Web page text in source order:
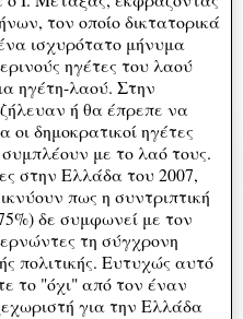
τον οποίο δικτατορικά
ισχυρότατο μήνυμα
ηγέτες του λαού
ηγέτη-λαού. Στην
ή θα έπρεπε να
δημοκρατικοί ηγέτες
με το λαό τους.
στην Ελλάδα του 2007,
πως η συντριπτική
δε συμφωνεί με τον
τη σύγχρονη
πολιτικής. Ευτυχώς αυτό
το "όχι" από τον έναν
για την Ελλάδα